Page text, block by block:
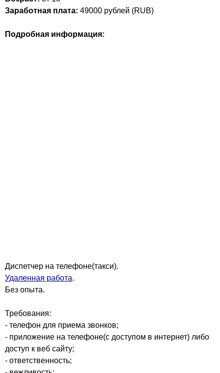
Заработная плата: 49000 рублей (RUB)
Подробная информация:
Диспетчер на телефоне(такси).
Удаленная работа.
Без опыта.
Требования:
- телефон для приема звонков;
- приложение на телефоне(с доступом в интернет) либо
доступ к веб сайту;
- ответственность;